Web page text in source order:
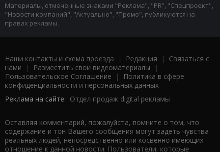
Материалы, отмеченные знаками "Реклама", "PR", "Спецпроект",
"Новости компаний", "Актуально", "Промо", публикуются на
правах рекламы.
Наши контакты и схема проезда | Редакция | Связаться с
нами | Разместить свои видеоматериалы |
Пользовательское Соглашение |
Политика в сфере
конфиденциальности и персональных данных
Реклама на сайте: Отдел продаж digital рекламы
Оставляя комментарий, пожалуйста, помните о том, что
содержание и тон Вашего сообщения могут задеть чувства
реальных людей, непосредственно или косвенно имеющих
отношение к данной новости. Пользователи, которые